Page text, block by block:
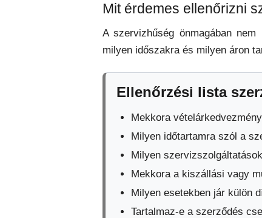
Mit érdemes ellenőrizni
A szervizhűség önmagában
milyen időszakra és milyen áron
Ellenőrzési lista
Mekkora
Milyen időtartamra szól a
Milyen
Mekkora a kiszállási vagy
Milyen esetekben jár külön
Tartalmaz-e a szerződés